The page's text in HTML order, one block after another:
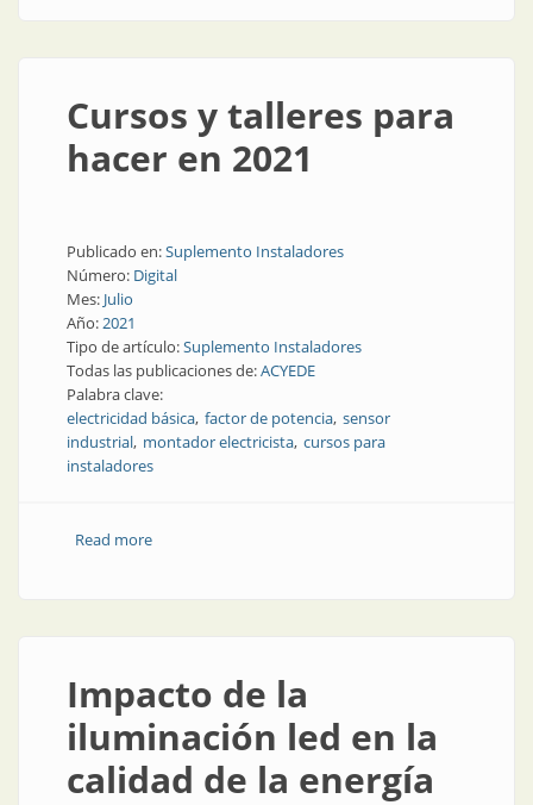
Cursos y talleres para
hacer en 2021
Publicado en:Suplemento Instaladores
Número: Digital
Mes: Julio
Año:2021
Tipo de artículo:Suplemento Instaladores
Todas las publicaciones de:ACYEDE
Palabra clave:
electricidad básica factor de potencia sensor
industrial montador electricista cursos para
instaladores
Read moreabout Cursos y talleres para hacer en 2021
Impacto de la
iluminación led en la
calidad de la energía